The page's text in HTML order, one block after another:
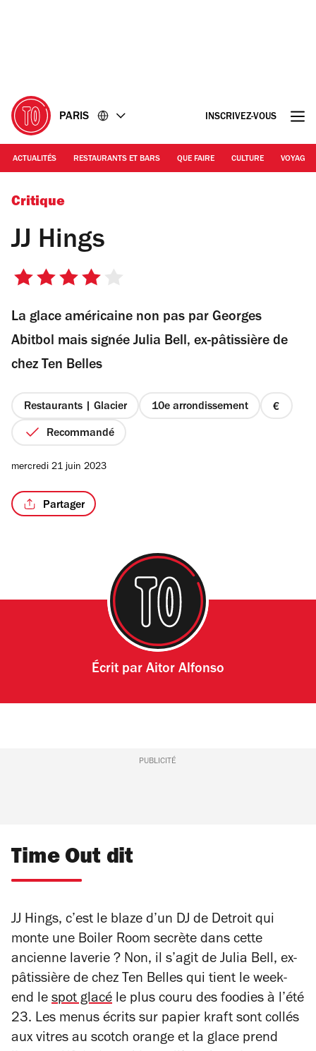
PARIS INSCRIVEZ-VOUS
ACTUALITÉS RESTAURANTS ET BARS QUE FAIRE CULTURE VOYAGE
© JJ Hings
Critique
JJ Hings
4
5
étoiles
La glace américaine non pas par Georges
Abitbol mais signée Julia Bell, ex-pâtissière de
chez Ten Belles
Restaurants | Glacier 10e arrondissement
prix
Recommandé
mercredi 21 juin 2023
Partager
Écrit par Aitor Alfonso
PUBLICITÉ
Time Out dit
JJ Hings, c’est le blaze d’un DJ de Detroit qui
monte une Boiler Room secrète dans cette
ancienne laverie ? Non, il s’agit de Julia Bell, ex-
pâtissière de chez Ten Belles qui tient le week-
end le spot glacé le plus couru des foodies à l’été
23. Les menus écrits sur papier kraft sont collés
aux vitres au scotch orange et la glace prend